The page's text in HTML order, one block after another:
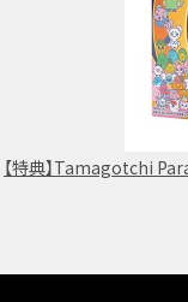
【特典】Tamagotchi